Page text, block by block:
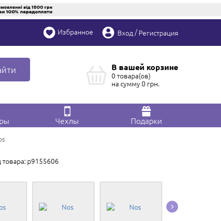
Избранное Вход /Регистрация
В вашей корзине
0 товара(ов)
на сумму0 грн.
Чехлы Подарки
товара: p9155606